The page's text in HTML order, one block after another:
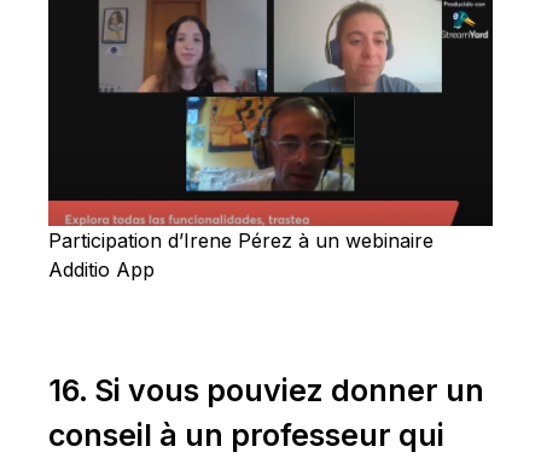
Participation d’Irene Pérez à un webinaire
Additio App
16. Si vous pouviez donner un
conseil à un professeur qui